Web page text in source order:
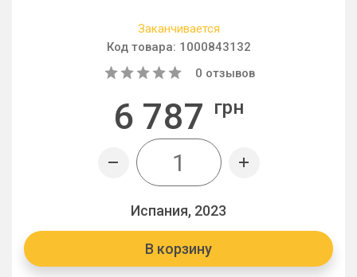
Заканчивается
Код товара: 1000843132
0 отзывов
6 787 грн
Испания, 2023
В корзину